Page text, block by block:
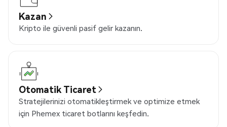
Kazan
Kripto ile güvenli pasif gelir kazanın.
Otomatik Ticaret
Stratejilerinizi otomatikleştirmek ve optimize etmek
için Phemex ticaret botlarını keşfedin.